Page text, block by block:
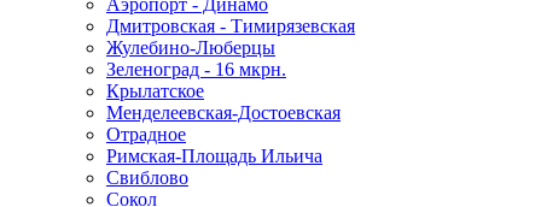
Аэропорт - Динамо
Дмитровская - Тимирязевская
Жулебино-Люберцы
Зеленоград - 16 мкрн.
Крылатское
Менделеевская-Достоевская
Отрадное
Римская-Площадь Ильича
Свиблово
Сокол